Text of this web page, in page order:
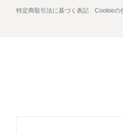
特定商取引法に基づく表記 Cookieの